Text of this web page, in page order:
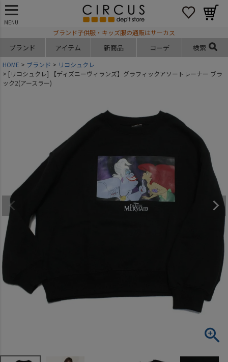
MENU
ブランド子供服・キッズ服の通販はサーカス
ブランド アイテム 新商品 コーデ 検索
HOME ブランド
リコシュクレ
[リコシュクレ] 【ディズニーヴィランズ】グラフィックアソートレーナー ブラ
ック2(アースラー)